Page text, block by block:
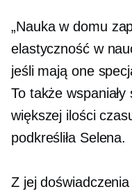
„Nauka w domu
elastyczność w
jeśli mają one
To także
większej ilości
podkreśliła Selena.
Z jej